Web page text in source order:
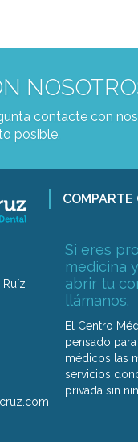
contacte con
posible.
Si eres
medicina
abrir tu
llámanos.
El Centro
pensado
médicos las
servicios
privada sin